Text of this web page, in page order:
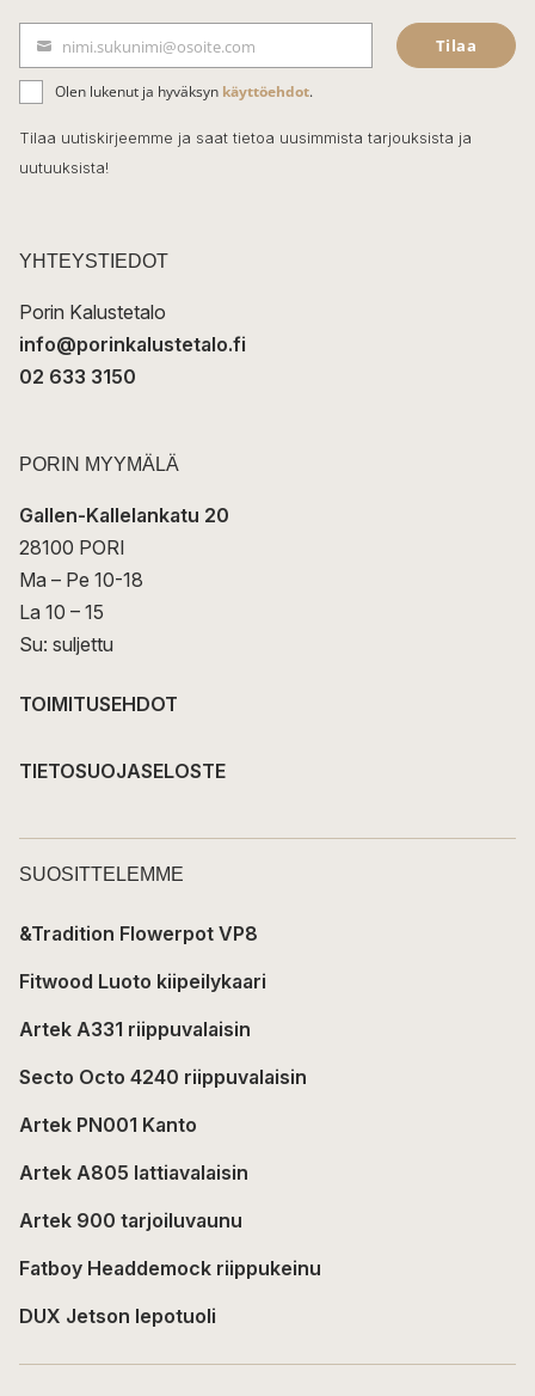
e
b
o
o
k
ä
h
k
t
nimi.sukunimi@osoite.com Tilaa
Olen lukenut ja hyväksyn käyttöehdot.
Tilaa uutiskirjeemme ja saat tietoa uusimmista tarjouksista ja
uutuuksista!
YHTEYSTIEDOT
Porin Kalustetalo
info@porinkalustetalo.fi
02 633 3150
PORIN MYYMÄLÄ
Gallen-Kallelankatu 20
28100 PORI
Ma – Pe 10-18
La 10 – 15
Su: suljettu
TOIMITUSEHDOT
TIETOSUOJASELOSTE
SUOSITTELEMME
&Tradition Flowerpot VP8
Fitwood Luoto kiipeilykaari
Artek A331 riippuvalaisin
Secto Octo 4240 riippuvalaisin
Artek PN001 Kanto
Artek A805 lattiavalaisin
Artek 900 tarjoiluvaunu
Fatboy Headdemock riippukeinu
DUX Jetson lepotuoli